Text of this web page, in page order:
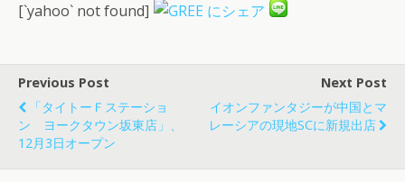
[`yahoo` not found]
Previous Post
「タイトーＦステーショ
ン ヨークタウン坂東店」、
12月3日オープン
Next Post
イオンファンタジーが中国とマ
レーシアの現地SCに新規出店